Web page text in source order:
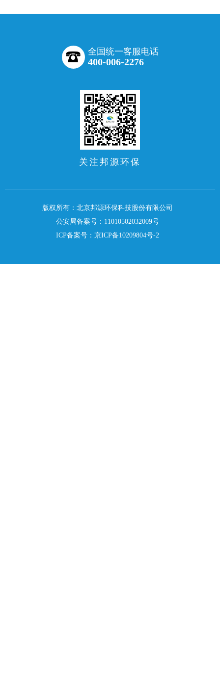
全国统一客服电话
400-006-2276
关注邦源环保
版权所有：北京邦源环保科技股份有限公司
公安局备案号：11010502032009号
ICP备案号： 京ICP备10209804号-2